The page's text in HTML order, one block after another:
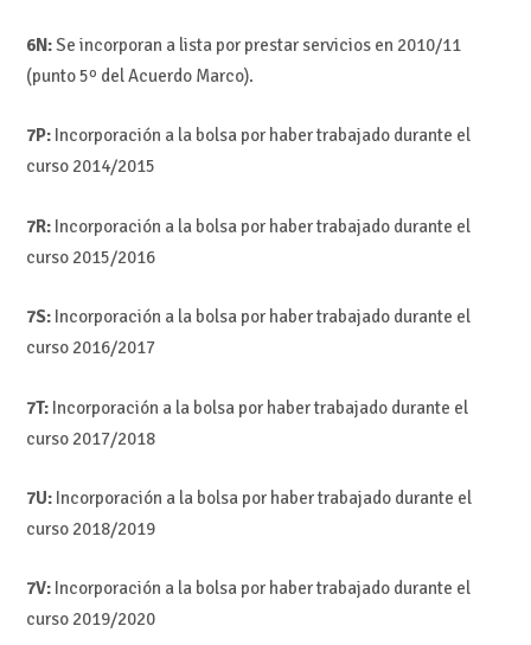
6N:Se incorporan a lista por prestar servicios en 2010/11
(punto 5º del Acuerdo Marco).
7P:Incorporación a la bolsa por haber trabajado durante el
curso 2014/2015
7R:Incorporación a la bolsa por haber trabajado durante el
curso 2015/2016
7S:Incorporación a la bolsa por haber trabajado durante el
curso 2016/2017
7T:Incorporación a la bolsa por haber trabajado durante el
curso 2017/2018
7U:Incorporación a la bolsa por haber trabajado durante el
curso 2018/2019
7V:Incorporación a la bolsa por haber trabajado durante el
curso 2019/2020